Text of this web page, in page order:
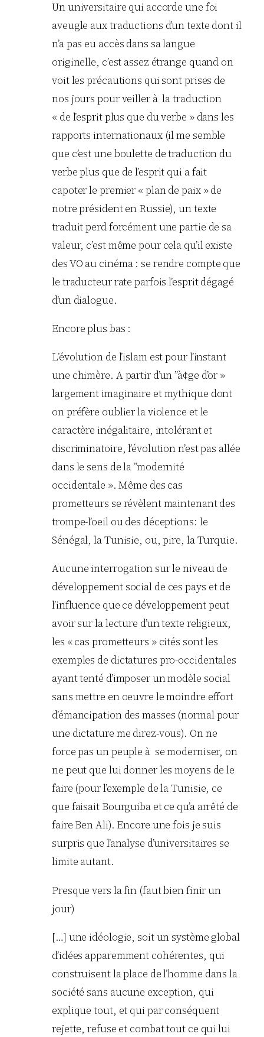
Un universitaire qui accorde une foi
aveugle aux traductions d’un texte dont il
n’a pas eu accès dans sa langue
originelle, c’est assez étrange quand on
voit les précautions qui sont prises de
nos jours pour veiller à la traduction
« de l’esprit plus que du verbe » dans les
rapports internationaux (il me semble
que c’est une boulette de traduction du
verbe plus que de l’esprit qui a fait
capoter le premier « plan de paix » de
notre président en Russie), un texte
traduit perd forcément une partie de sa
valeur, c’est même pour cela qu’il existe
des VO au cinéma : se rendre compte que
le traducteur rate parfois l’esprit dégagé
d’un dialogue.
Encore plus bas :
L’évolution de l’islam est pour l’instant
une chimère. A partir d’un ”à¢ge d’or »
largement imaginaire et mythique dont
on préfère oublier la violence et le
caractère inégalitaire, intolérant et
discriminatoire, l’évolution n’est pas allée
dans le sens de la ”modernité
occidentale ». Même des cas
prometteurs se révèlent maintenant des
trompe-l’oeil ou des déceptions: le
Sénégal, la Tunisie, ou, pire, la Turquie.
Aucune interrogation sur le niveau de
développement social de ces pays et de
l’influence que ce développement peut
avoir sur la lecture d’un texte religieux,
les « cas prometteurs » cités sont les
exemples de dictatures pro-occidentales
ayant tenté d’imposer un modèle social
sans mettre en oeuvre le moindre effort
d’émancipation des masses (normal pour
une dictature me direz-vous). On ne
force pas un peuple à se moderniser, on
ne peut que lui donner les moyens de le
faire (pour l’exemple de la Tunisie, ce
que faisait Bourguiba et ce qu’a arrêté de
faire Ben Ali). Encore une fois je suis
surpris que l’analyse d’universitaires se
limite autant.
Presque vers la fin (faut bien finir un
jour)
[…] une idéologie, soit un système global
d’idées apparemment cohérentes, qui
construisent la place de l’homme dans la
société sans aucune exception, qui
explique tout, et qui par conséquent
rejette, refuse et combat tout ce qui lui